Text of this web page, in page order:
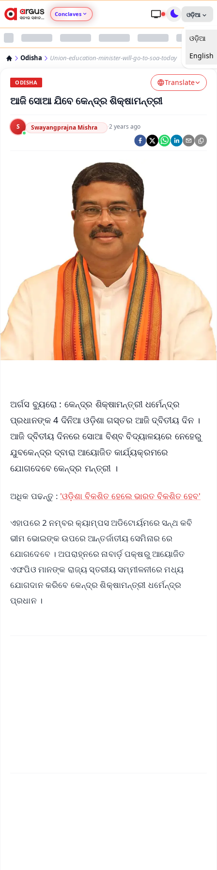
Conclaves
Argus Swaad Odisha
Argus Chalo Dekhein Apna Desh
ଓଡ଼ିଆ
ଓଡ଼ିଆ
English
Odisha Union-education-minister-will-go-to-soa-today
ODISHA Translate
ଆଜି ସୋଆ ଯିବେ କେନ୍ଦ୍ର ଶିକ୍ଷାମନ୍ତ୍ରୀ
S Swayangprajna Mishra ·2 years ago
ଅର୍ଗସ ବ୍ୟୁରୋ : କେନ୍ଦ୍ର ଶିକ୍ଷାମନ୍ତ୍ରୀ ଧର୍ମେନ୍ଦ୍ର
ପ୍ରଧାନଙ୍କ 4 ଦିନିଆ ଓଡ଼ିଶା ଗସ୍ତର ଆଜି ଦ୍ବିତୀୟ ଦିନ ।
ଆଜି ଦ୍ବିତୀୟ ଦିନରେ ସୋଆ ବିଶ୍ବ ବିଦ୍ୟାଳୟରେ ନେହେରୁ
ଯୁବକେନ୍ଦ୍ର ଦ୍ବାରା ଆୟୋଜିତ କାର୍ଯ୍ୟକ୍ରମରେ
ଯୋଗଦେବେ କେନ୍ଦ୍ର ମନ୍ତ୍ରୀ ।
ଅଧିକ ପଢନ୍ତୁ : 'ଓଡ଼ିଶା ବିକଶିତ ହେଲେ ଭାରତ ବିକଶିତ ହେବ'
ଏହାପରେ 2 ନମ୍ବର କ୍ୟାମ୍ପସ ଅଡିଟୋର୍ୟମରେ ସନ୍ଥ କବି
ଭୀମ ଭୋଇଙ୍କ ଉପରେ ଆନ୍ତର୍ଜାତୀୟ ସେମିନାର ରେ
ଯୋଗଦେବେ । ଅପରାହ୍ନରେ ନାବାର୍ଡ଼ ପକ୍ଷରୁ ଆୟୋଜିତ
ଏଫପିଓ ମାନଙ୍କ ରାଜ୍ୟ ସ୍ତରୀୟ ସମ୍ମୀଳନୀରେ ମଧ୍ୟ
ଯୋଗଦାନ କରିବେ କେନ୍ଦ୍ର ଶିକ୍ଷାମନ୍ତ୍ରୀ ଧର୍ମେନ୍ଦ୍ର
ପ୍ରଧାନ ।